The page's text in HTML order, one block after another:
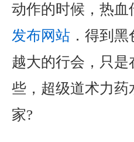
动作的时候，热血
发布网站 ．得到
越大的行会，只
些，超级道术力
家?